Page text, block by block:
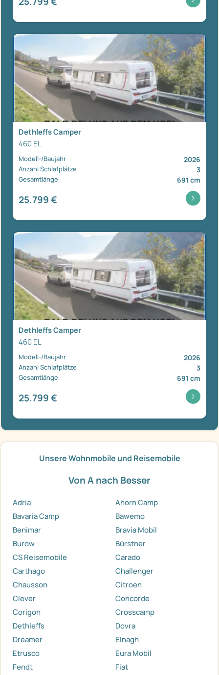
Dethleffs Camper
460 EL
Modell-/Baujahr 2026
Anzahl Schlafplätze 3
Gesamtlänge 691 cm
25.799 €
Dethleffs Camper
460 EL
Modell-/Baujahr 2026
Anzahl Schlafplätze 3
Gesamtlänge 691 cm
25.799 €
Unsere Wohnmobile und Reisemobile
Von A nach Besser
Adria
Ahorn Camp
Bavaria Camp
Bawemo
Benimar
Bravia Mobil
Burow
Bürstner
CS Reisemobile
Carado
Carthago
Challenger
Chausson
Citroen
Clever
Concorde
Corigon
Crosscamp
Dethleffs
Dovra
Dreamer
Elnagh
Etrusco
Eura Mobil
Fendt
Fiat